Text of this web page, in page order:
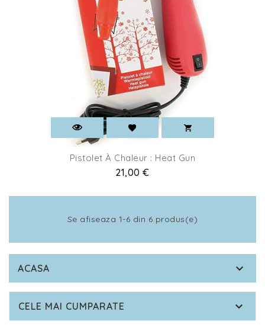
Pistolet À Chaleur : Heat Gun
Pret
21,00 €
Se afiseaza 1-6 din 6 produs(e)
ACASA 
CELE MAI CUMPARATE 